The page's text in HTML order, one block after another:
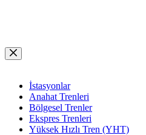
Skip
to
İstasyonlar
Anahat Trenleri
Bölgesel Trenler
Ekspres Trenleri
Yüksek Hızlı Tren (YHT)